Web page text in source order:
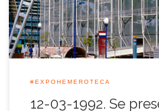
[…]
#EXPOHEMEROTECA
12-03-1992. Se